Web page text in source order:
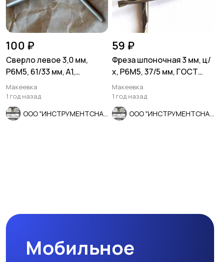
100 ₽
Сверло левое 3,0 мм,
Р6М5, 61/33 мм, А1,
шлифованное, ГОСТ
10902-77.
Макеевка
1 год назад
59 ₽
Фреза шпоночная 3 мм, ц/
х, Р6М5, 37/5 мм, ГОСТ
9140-78, СССР.
Макеевка
1 год назад
Мобильное